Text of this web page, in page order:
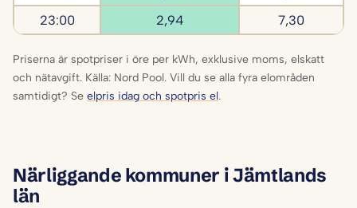
23:00
2,94 7,30
Priserna är spotpriser i öre per kWh, exklusive moms, elskatt
och nätavgift. Källa: Nord Pool. Vill du se alla fyra elområden
samtidigt? Se elpris idag och spotpris el.
Närliggande kommuner i Jämtlands
län